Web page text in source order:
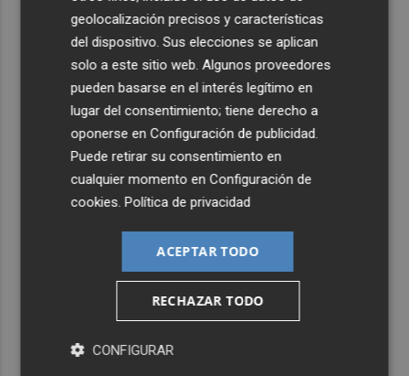
geolocalización precisos y características
del dispositivo. Sus elecciones se aplican
solo a este sitio web. Algunos proveedores
pueden basarse en el interés legítimo en
lugar del consentimiento; tiene derecho a
oponerse enConfiguración de publicidad.
Puede retirar su consentimiento en
cualquier momento enConfiguración de
cookies.Política de privacidad
ACEPTAR TODO
RECHAZAR TODO
CONFIGURAR